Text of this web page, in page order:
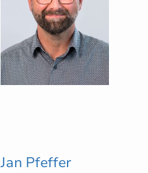
Jan Pfeffer